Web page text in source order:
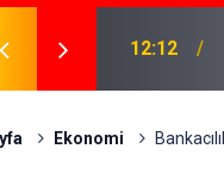
12:12
Ekonomi